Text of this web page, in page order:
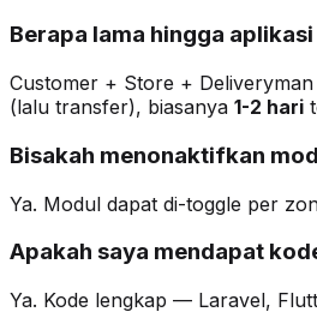
Berapa lama hingga
Customer + Store +
(lalu transfer), biasanya 1-2 hari
Bisakah menonaktifkan
Ya. Modul dapat di-toggle per
Apakah saya mendapat
Ya. Kode lengkap — Laravel,